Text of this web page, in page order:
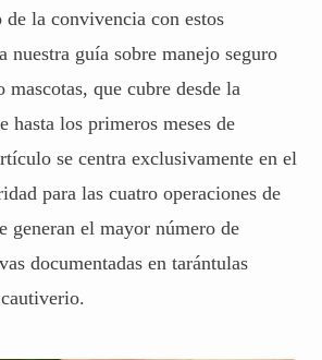
la convivencia con estos
nuestra guía sobre manejo seguro
mascotas, que cubre desde la
hasta los primeros meses de
se centra exclusivamente en el
para las cuatro operaciones de
generan el mayor número de
documentadas en tarántulas